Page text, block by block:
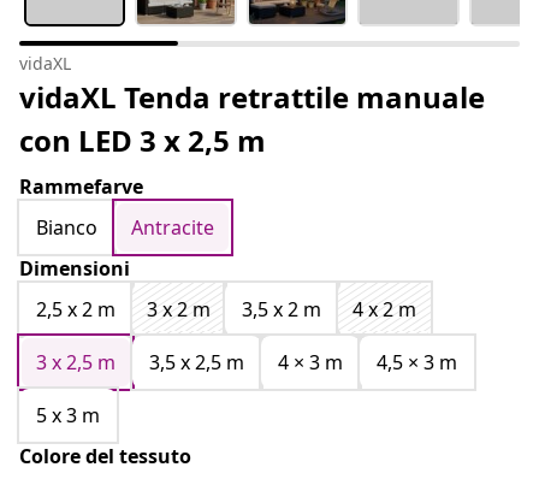
vidaXL
vidaXL Tenda retrattile manuale
con LED 3 x 2,5 m
Rammefarve
Bianco
Antracite
Dimensioni
2,5 x 2 m
3 x 2 m 3,5 x 2 m
4 x 2 m
3 x 2,5 m
3,5 x 2,5 m 4 × 3 m
4,5 × 3 m
5 x 3 m
Colore del tessuto